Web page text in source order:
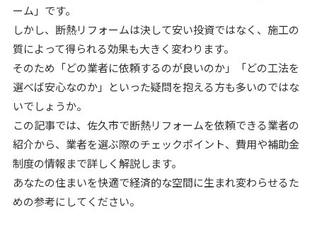
ーム」です。
しかし、断熱リフォームは決して安い投資ではなく、施工の
質によって得られる効果も大きく変わります。
そのため「どの業者に依頼するのが良いのか」「どの工法を
選べば安心なのか」といった疑問を抱える方も多いのではな
いでしょうか。
この記事では、佐久市で断熱リフォームを依頼できる業者の
紹介から、業者を選ぶ際のチェックポイント、費用や補助金
制度の情報まで詳しく解説します。
あなたの住まいを快適で経済的な空間に生まれ変わらせるた
めの参考にしてください。